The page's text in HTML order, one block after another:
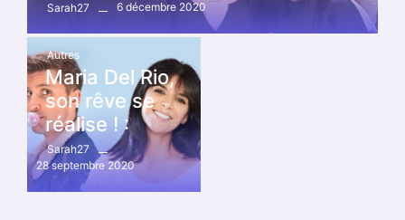
Sarah27 6 décembre 2020
Autres
Maria Del Rio,
son rêve se
réalise ! :
Sarah27
28 septembre 2020